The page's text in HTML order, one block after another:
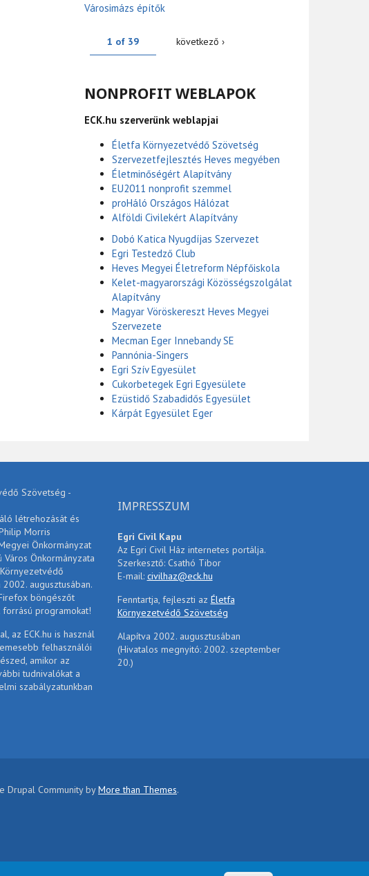
Városimázs építők
1 of 39 következő ›
NONPROFIT WEBLAPOK
ECK.hu szerverünk weblapjai
Életfa Környezetvédő Szövetség
Szervezetfejlesztés Heves megyében
Életminőségért Alapítvány
EU2011 nonprofit szemmel
proHáló Országos Hálózat
Alföldi Civilekért Alapítvány
Dobó Katica Nyugdíjas Szervezet
Egri Testedző Club
Heves Megyei Életreform Népfőiskola
Kelet-magyarországi Közösségszolgálat
Alapítvány
Magyar Vöröskereszt Heves Megyei
Szervezete
Mecman Eger Innebandy SE
Pannónia-Singers
Egri Szív Egyesület
Cukorbetegek Egri Egyesülete
Ezüstidő Szabadidős Egyesület
Kárpát Egyesület Eger
Szövetség -
létrehozását és
Morris
Önkormányzat
Önkormányzata
augusztusában.
böngészőt
forrású programokat!
az ECK.hu is használ
felhasználói
amikor az
tudnivalókat a
szabályzatunkban
IMPRESSZUM
Egri Civil Kapu
Az Egri Civil Ház internetes portálja.
Szerkesztő: Csathó Tibor
E-mail: civilhaz@eck.hu
Fenntartja, fejleszti az Életfa
Környezetvédő Szövetség
Alapítva 2002. augusztusában
(Hivatalos megnyitó: 2002. szeptember
20.)
Drupal Community byMore than Themes.